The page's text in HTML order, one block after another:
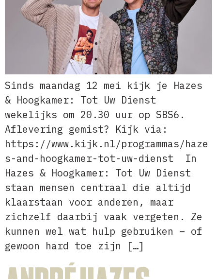
Sinds maandag 12 mei kijk je Hazes
& Hoogkamer: Tot Uw Dienst
wekelijks om 20.30 uur op SBS6.
Aflevering gemist? Kijk via:
https://www.kijk.nl/programmas/haze
s-and-hoogkamer-tot-uw-dienst In
Hazes & Hoogkamer: Tot Uw Dienst
staan mensen centraal die altijd
klaarstaan voor anderen, maar
zichzelf daarbij vaak vergeten. Ze
kunnen wel wat hulp gebruiken – of
gewoon hard toe zijn […]